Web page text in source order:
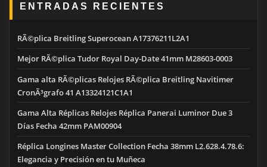
ENTRADAS RECIENTES
RÃ©plica Breitling Superocean A17376211L2A1
Mejor RÃ©plica Tudor Royal Day-Date 41mm M28603-0003
Gama alta RÃ©plicas Relojes RÃ©plica Breitling Navitimer
CronÃ³grafo 41 A13324121C1A1
Gama Alta Réplicas Relojes Réplica Panerai Luminor Due 3
Días Fecha 42mm PAM00904
Réplica Longines Master Collection Fecha 38mm L2.628.4.78.6:
Elegancia y Precisión en tu Muñeca